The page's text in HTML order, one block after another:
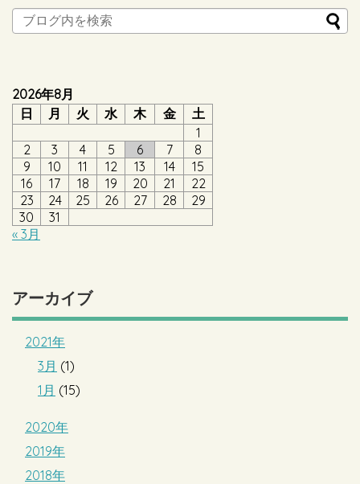
2026年8月
日
月 火 水 木 金
土
1
2
3 4 5 6 7
8
9
10 11 12 13 14
15
16
17 18 19 20 21
22
23
24 25 26 27 28
29
30
31
« 3月
アーカイブ
2021年
3月 (1)
1月 (15)
2020年
2019年
2018年